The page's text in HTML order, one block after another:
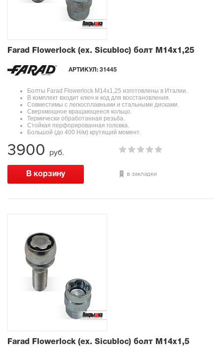
Farad Flowerlock (ex. Sicubloc) болт М14х1,25
АРТИКУЛ: 31445
Болты Farad Flowerlock М14х1,25 изготовлены в Италии.
В комплект входит ключ и код для восстановления.
Совместимы с легкосплавными и стальными дисками.
Сверхмощное вращающееся кольцо.
Термически обработанная резьба.
Стойкая перфорированная головка.
Большой (до 400 Н/м) крутящий момент.
в закладки
3900 руб.
Farad Flowerlock (ex. Sicubloc) болт М14х1,5